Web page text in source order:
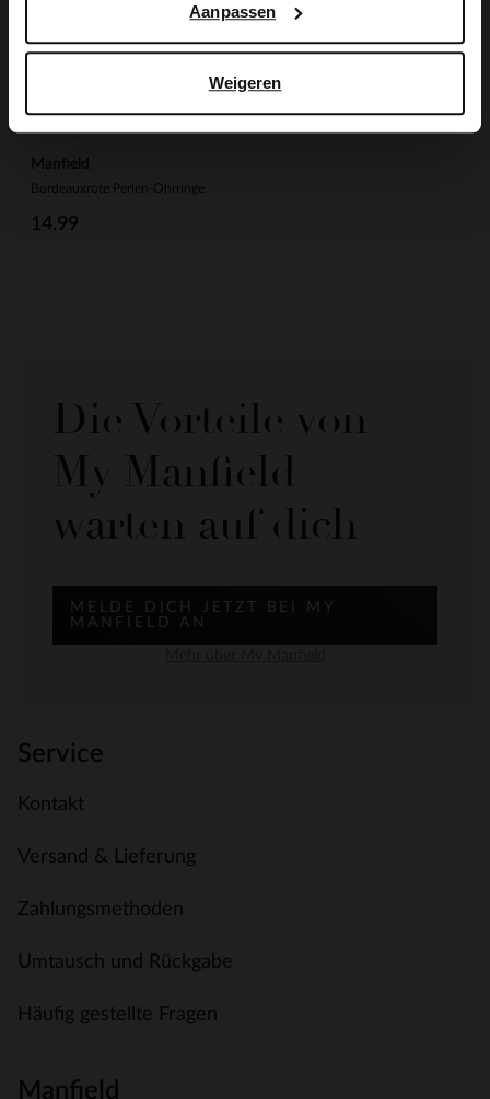
Aanpassen
Weigeren
Manfield
Bordeauxrote Perlen-Ohrringe
14.99
Die Vorteile von
My Manfield
warten auf dich
MELDE DICH JETZT BEI MY
MANFIELD AN
Service
Kontakt
Versand & Lieferung
Zahlungsmethoden
Umtausch und Rückgabe
Häufig gestellte Fragen
Manfield